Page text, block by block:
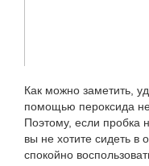
Как можно заметить,
помощью пероксида
Поэтому, если пробка
вы не хотите сидеть в
спокойно